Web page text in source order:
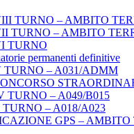
TURNO – AMBITO
TURNO – AMBITO
TURNO
permanenti definitive
TURNO – A031/ADMM
TURNO – A049/B015
– A018/A023
GPS –